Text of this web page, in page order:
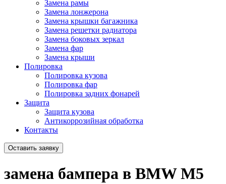
Замена рамы
Замена лонжерона
Замена крышки багажника
Замена решетки радиатора
Замена боковых зеркал
Замена фар
Замена крыши
Полировка
Полировка кузова
Полировка фар
Полировка задних фонарей
Защита
Защита кузова
Антикоррозийная обработка
Контакты
Оставить заявку
замена бампера в BMW M5